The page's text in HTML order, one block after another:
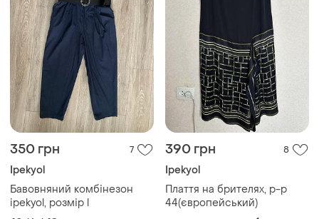
350 грн 7
Ipekyol
Бавовняний комбінезон
ipekyol, розмір l
390 грн 8
Ipekyol
Плаття на брителях, р-р
44(європейський)